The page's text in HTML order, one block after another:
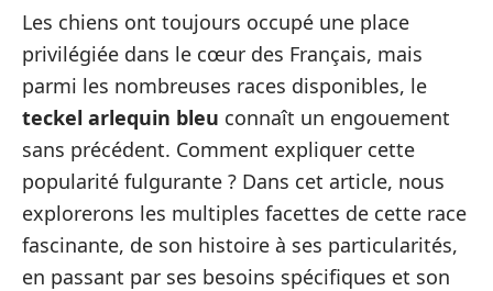
Les chiens ont toujours occupé une place
privilégiée dans le cœur des Français, mais
parmi les nombreuses races disponibles, le
teckel arlequin bleu connaît un engouement
sans précédent. Comment expliquer cette
popularité fulgurante ? Dans cet article, nous
explorerons les multiples facettes de cette race
fascinante, de son histoire à ses particularités,
en passant par ses besoins spécifiques et son